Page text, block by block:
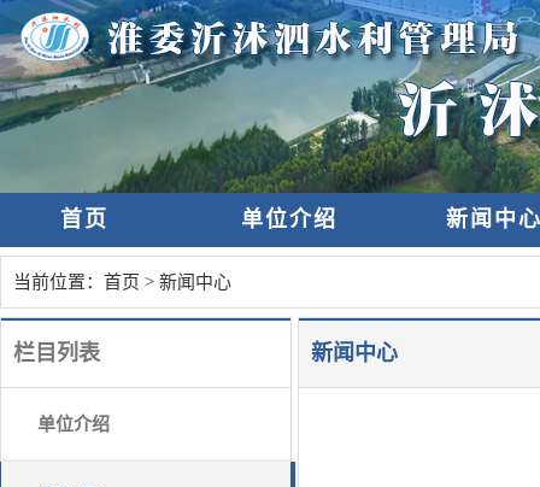
首页 单位介绍 新闻中
当前位置： 首页 > 新闻中心
栏目列表
单位介绍
新闻中心